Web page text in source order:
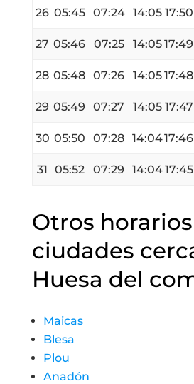
26 05:45 07:24 14:05 17:50
27 05:46 07:25 14:0517:49
28 05:48 07:26 14:0517:48
29 05:49 07:27 14:05 17:47
30 05:50 07:28 14:0417:46
31 05:52 07:29 14:0417:45
Otros
ciudades
Huesa del
Maicas
Blesa
Plou
Anadón